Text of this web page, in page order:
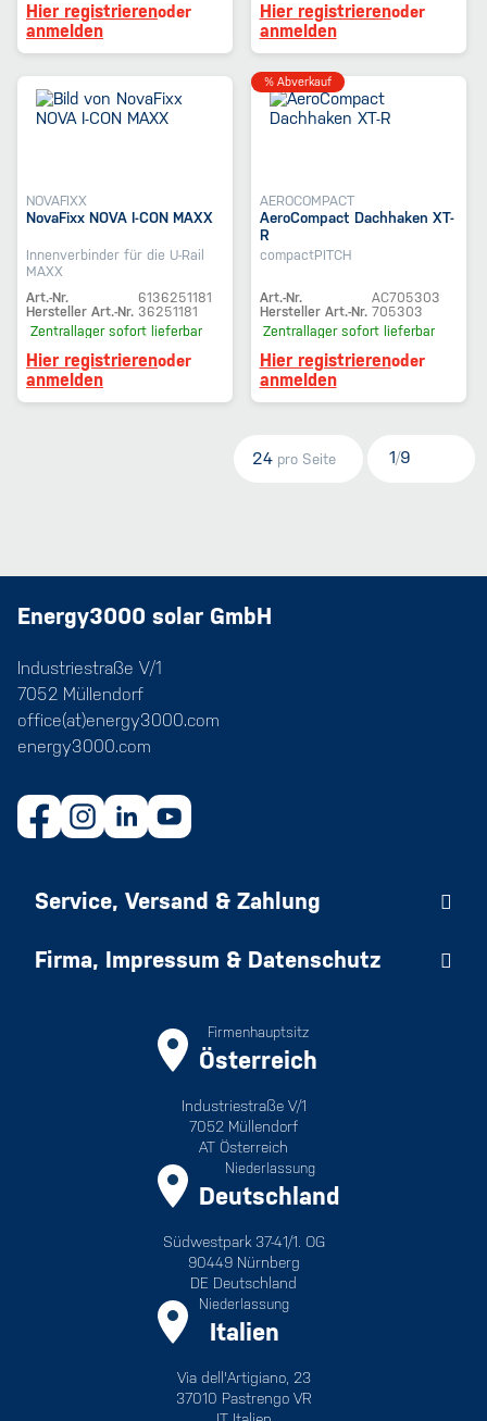
Hier registrierenoder
anmelden
Hier registrierenoder
anmelden
NOVAFIXX
NovaFixx NOVA I-CON MAXX
Innenverbinder für die U-Rail
MAXX
Art.-Nr.
6136251181
Hersteller Art.-Nr. 36251181
Zentrallager sofort lieferbar
Hier registrierenoder
anmelden
% Abverkauf
AEROCOMPACT
AeroCompact Dachhaken XT-
R
compactPITCH
Art.-Nr.
AC705303
Hersteller Art.-Nr. 705303
Zentrallager sofort lieferbar
Hier registrierenoder
anmelden
24 pro Seite 1/9
Energy3000 solar GmbH
Industriestraße V/1
7052 Müllendorf
office(at)energy3000.com
energy3000.com
Service, Versand & Zahlung
Firma, Impressum & Datenschutz
Firmenhauptsitz
Österreich
Industriestraße V/1
7052 Müllendorf
AT Österreich
Niederlassung
Deutschland
Südwestpark 37-41/1. OG
90449 Nürnberg
DE Deutschland
Niederlassung
Italien
Via dell'Artigiano, 23
37010 Pastrengo VR